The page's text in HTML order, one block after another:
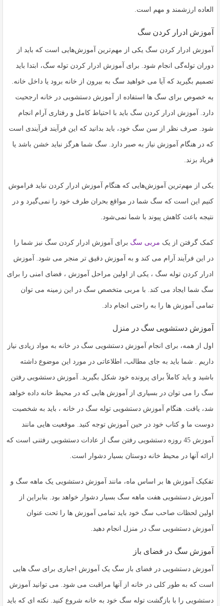
العاده ارزشمند و مهم است.
آموزش ادرار کردن سگ
آموزش ادرار کردن سگ یکی از مهم‌ترین آموزش‌هایی است که باید از
دوران توله‌گی انجام شود. برای آموزش ادرار کردن توله سگ، ابتدا باید
تصمیم بگیرید که آیا می خواهید سگ به بیرون از خانه برود یا داخل خانه.
به خصوص برای سگ ها استفاده از آموزش دستشویی در خانه ارجحیت
دارد. آموزش ادرار کردن سگ باید با احتیاط کامل و رفتاری آرام انجام
شود. صرف نظر از سن سگ خود، باید بدانید که این فرآیند فرآیندی است
که در هنگام آموزش نیاز به صبر دارد. سگ شما هرگز نباید خشن باشد یا
فریاد بزند.
یکی از مهم‌ترین آموزش‌هایی که هنگام آموزش ادرار کردن نباید فراموش
کنیم این است که سگ شما در مواقع بحران طرف خود را نمی‌گیرد و در
نتیجه باعث کاهش پیوند با شما نمی‌شود.
کمک گرفتن از یک مربی سگ برای آموزش ادرار کردن سگ نیز شما را
در این فرآیند آرام می کند و به آموزش دقیق تر منجر می شود. آموزش
ادرار کردن توله سگ ، یکی از اولین مراحل آموزش ، فضای امنی را برای
سگ شما ایجاد می کند. با مربی متخصص سگ در این زمینه می توان
تمامی آموزش ها را به راحتی انجام داد.
آموزش دستشویی سگ در منزل
اول از همه، برای انجام آموزش دستشویی سگ در خانه به مواد زیادی نیاز
داریم . شما باید به جای مطالب، اطلاعاتی در مورد این موضوع داشته
باشید و باید کاملاً برای پرونده خود شکل بگیرید. آموزش دستشویی رفتن
سگ را می توان در بسیاری از آموزش هایی که در محیط خانه داده خواهد
شد، یافت. هنگام آموزش دستشویی توله سگ در خانه ، باید به شخصیت
دوست ما و کتاب خود در حین آموزش توجه کنید. موقعیت هایی مانند
آموزش 45 روزه دستشویی رفتن سگ از عادات دستشویی رفتنی است که
ارائه آنها در محیط خانه دوستان بسیار دشوار است.
تفکیک آموزش ها بر اساس ماه، مانند آموزش دستشویی یک ماهه سگ و
آموزش دستشویی هفت ماهه سگ بسیار دشوار خواهد بود. بنابراین از
اولین لحظات صاحب سگ خود باید تمامی آموزش ها را تحت عنوان
آموزش دستشویی سگ در منزل انجام دهید.
آموزش سگ در فضای باز
آموزش دستشویی در فضای باز سگ یک آموزش اجباری برای سگ هایی
است که به طور کلی در خانه از آنها مراقبت می شود. می توانید آموزش
دستشویی را با بازگشت توله سگ خود به خانه شروع کنید. نکته ای که باید